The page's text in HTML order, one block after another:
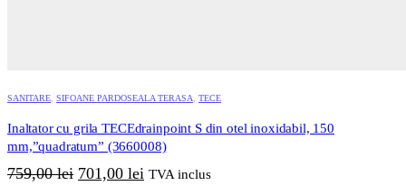
SANITARE, SIFOANE PARDOSEALA TERASA, TECE
Inaltator cu grila TECEdrainpoint S din otel inoxidabil, 150
mm,”quadratum” (3660008)
759,00lei Prețul
701,00 lei Prețul
TVA inclus